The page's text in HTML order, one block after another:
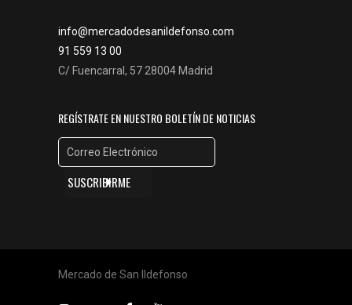
info@mercadodesanildefonso.com
91 559 13 00
C/ Fuencarral, 57 28004 Madrid
REGÍSTRATE EN NUESTRO BOLETÍN DE NOTICIAS
Mercado de San Ildefonso